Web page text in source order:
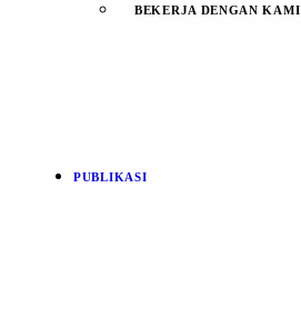
BEKERJA DENGAN KAMI
PUBLIKASI